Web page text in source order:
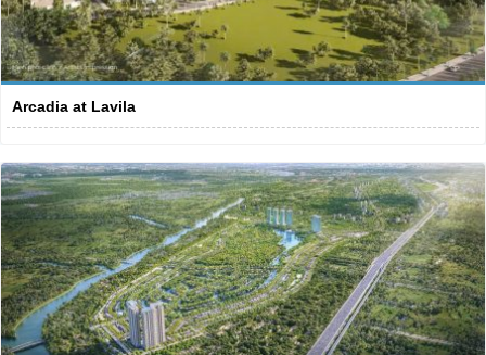
Arcadia at Lavila